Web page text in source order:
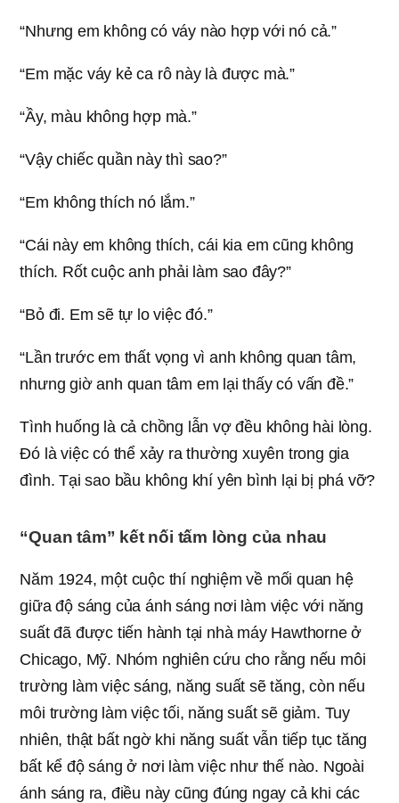
“Nhưng em không có váy nào hợp với nó cả.”
“Em mặc váy kẻ ca rô này là được mà.”
“Ầy, màu không hợp mà.”
“Vậy chiếc quần này thì sao?”
“Em không thích nó lắm.”
“Cái này em không thích, cái kia em cũng không
thích. Rốt cuộc anh phải làm sao đây?”
“Bỏ đi. Em sẽ tự lo việc đó.”
“Lần trước em thất vọng vì anh không quan tâm,
nhưng giờ anh quan tâm em lại thấy có vấn đề.”
Tình huống là cả chồng lẫn vợ đều không hài lòng.
Đó là việc có thể xảy ra thường xuyên trong gia
đình. Tại sao bầu không khí yên bình lại bị phá vỡ?
“Quan tâm” kết nối tấm lòng của nhau
Năm 1924, một cuộc thí nghiệm về mối quan hệ
giữa độ sáng của ánh sáng nơi làm việc với năng
suất đã được tiến hành tại nhà máy Hawthorne ở
Chicago, Mỹ. Nhóm nghiên cứu cho rằng nếu môi
trường làm việc sáng, năng suất sẽ tăng, còn nếu
môi trường làm việc tối, năng suất sẽ giảm. Tuy
nhiên, thật bất ngờ khi năng suất vẫn tiếp tục tăng
bất kể độ sáng ở nơi làm việc như thế nào. Ngoài
ánh sáng ra, điều này cũng đúng ngay cả khi các